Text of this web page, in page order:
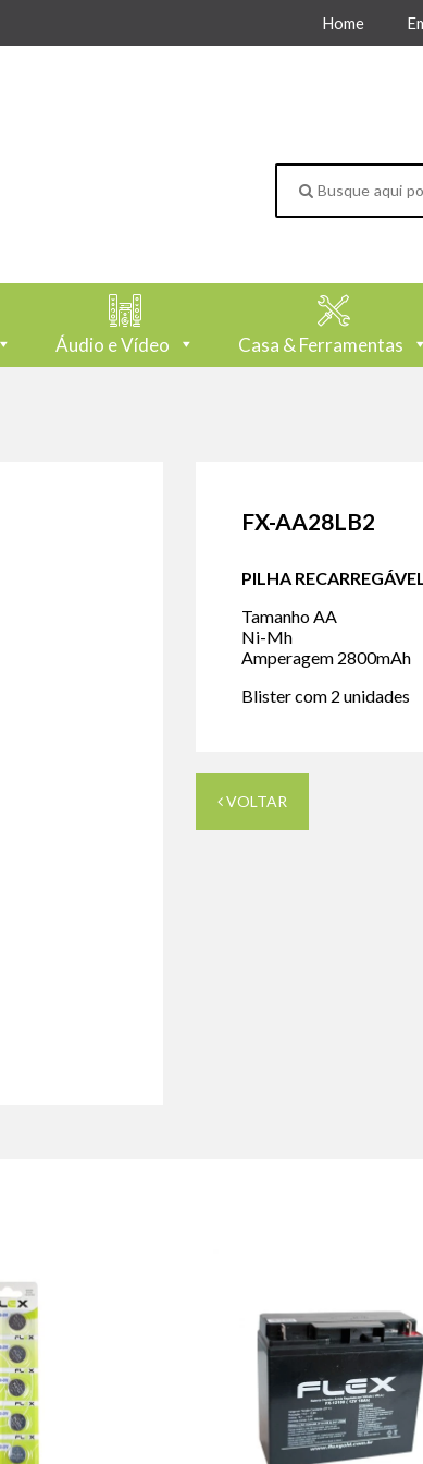
Home
Áudio e Vídeo Casa & Ferramentas
FX-AA28LB2
PILHA
Tamanho AA
Ni-Mh
Amperagem 2800mAh
Blister com 2 unidades
VOLTAR